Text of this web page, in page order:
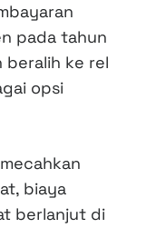
pada tahun
beralih ke rel
opsi
biaya
berlanjut di